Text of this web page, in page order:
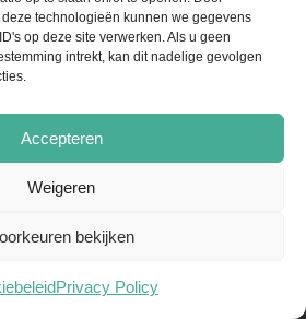
technologieën kunnen we gegevens
op deze site verwerken. Als u geen
intrekt, kan dit nadelige gevolgen
Accepteren
Weigeren
bekijken
Privacy Policy